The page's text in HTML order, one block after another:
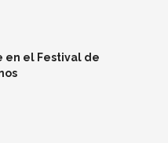
en el Festival de